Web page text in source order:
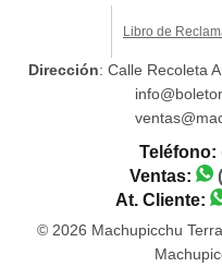
Libro de
Dirección: Calle Recoleta
Teléfono:
Ventas:
At. Cliente:
© 2026 Machupicchu